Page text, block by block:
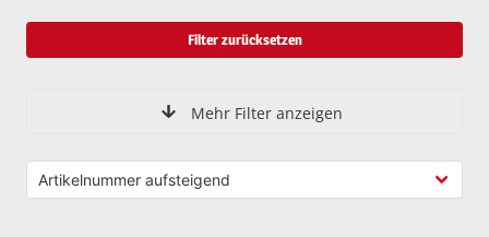
Filter zurücksetzen
Mehr Filter anzeigen